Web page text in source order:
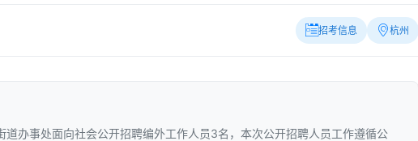
招考信息 杭州
道办事处面向社会公开招聘编外工作人员3名，本次公开招聘人员工作遵循公